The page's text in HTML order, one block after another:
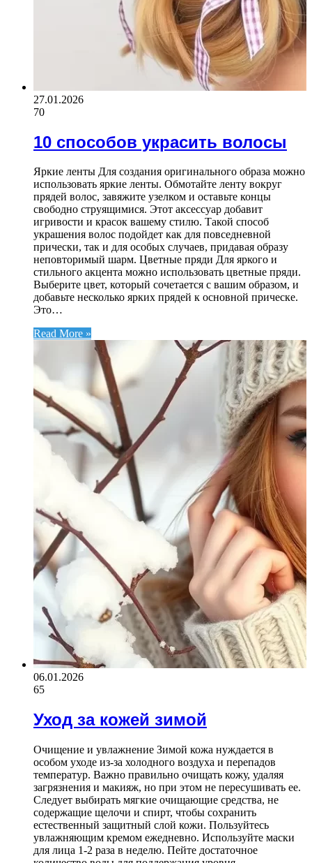
27.01.2026
70
10 способов украсить волосы
Яркие ленты Для создания оригинального образа можно
использовать яркие ленты. Обмотайте ленту вокруг
прядей волос, завяжите узелком и оставьте концы
свободно струящимися. Этот аксессуар добавит
игривости и красок вашему стилю. Такой способ
украшения волос подойдет как для повседневной
прически, так и для особых случаев, придавая образу
неповторимый шарм. Цветные пряди Для яркого и
стильного акцента можно использовать цветные пряди.
Выберите цвет, который сочетается с вашим образом, и
добавьте несколько ярких прядей к основной прическе.
Это…
Read More »
06.01.2026
65
Уход за кожей зимой
Очищение и увлажнение Зимой кожа нуждается в
особом уходе из-за холодного воздуха и перепадов
температур. Важно правильно очищать кожу, удаляя
загрязнения и макияж, но при этом не пересушивать ее.
Следует выбирать мягкие очищающие средства, не
содержащие щелочи и спирт, чтобы сохранить
естественный защитный слой кожи. Пользуйтесь
увлажняющим кремом ежедневно. Используйте маски
для лица 1-2 раза в неделю. Пейте достаточное